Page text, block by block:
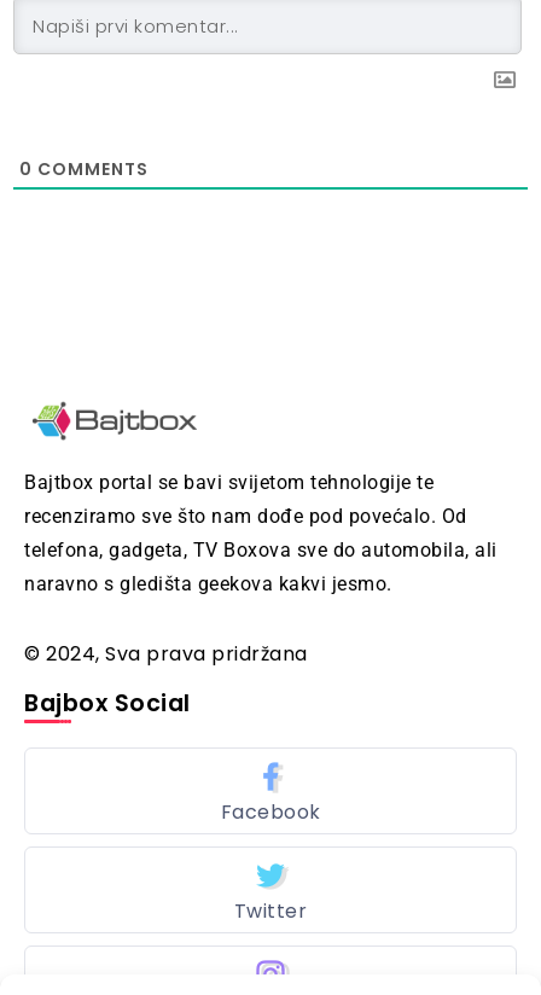
0 COMMENTS
Bajtbox portal se bavi svijetom tehnologije te
recenziramo sve što nam dođe pod povećalo. Od
telefona, gadgeta, TV Boxova sve do automobila, ali
naravno s gledišta geekova kakvi jesmo.
© 2024, Sva prava pridržana
Bajbox Social
Facebook
Twitter